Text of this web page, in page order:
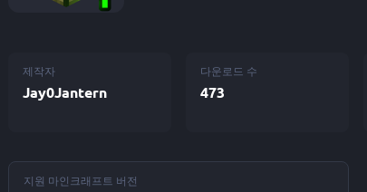
제작자
Jay0Jantern
다운로드 수
473
지원 마인크래프트 버전